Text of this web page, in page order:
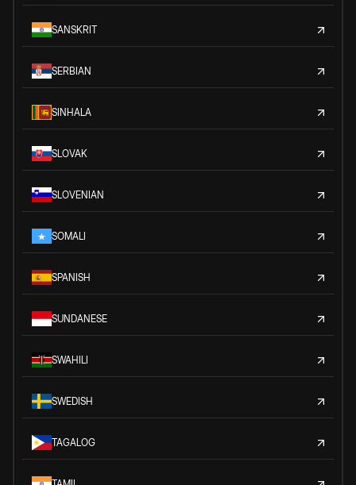
SANSKRIT
SERBIAN
SINHALA
SLOVAK
SLOVENIAN
SOMALI
SPANISH
SUNDANESE
SWAHILI
SWEDISH
TAGALOG